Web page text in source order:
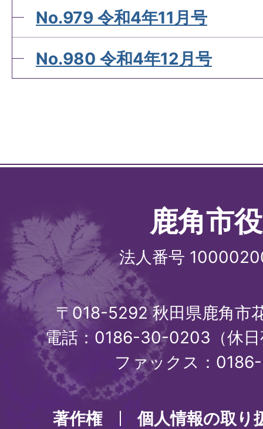
No.979 令和4年11月号
No.980 令和4年12月号
鹿角市
法人番号
〒018-5292 秋田県鹿角市
電話：0186-30-0203（休
ファックス：
著作権
個人情報の取り